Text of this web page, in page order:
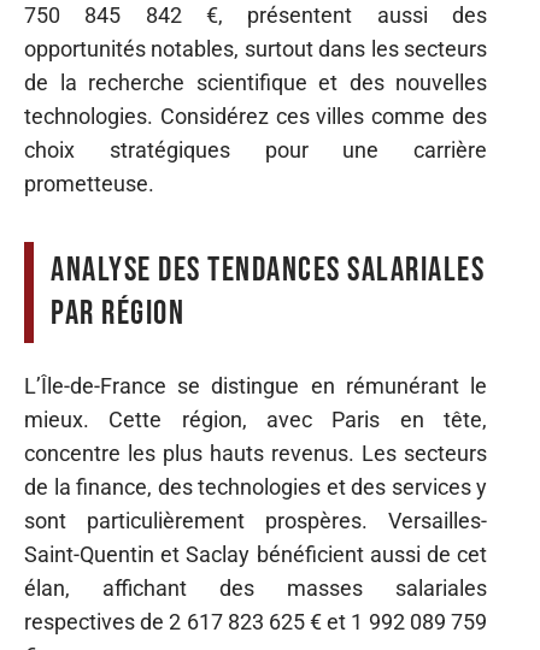
750 845 842 €, présentent aussi des
opportunités notables, surtout dans les secteurs
de la recherche scientifique et des nouvelles
technologies. Considérez ces villes comme des
choix stratégiques pour une carrière
prometteuse.
Analyse des tendances salariales
par région
L’Île-de-France se distingue en rémunérant le
mieux. Cette région, avec Paris en tête,
concentre les plus hauts revenus. Les secteurs
de la finance, des technologies et des services y
sont particulièrement prospères. Versailles-
Saint-Quentin et Saclay bénéficient aussi de cet
élan, affichant des masses salariales
respectives de 2 617 823 625 € et 1 992 089 759